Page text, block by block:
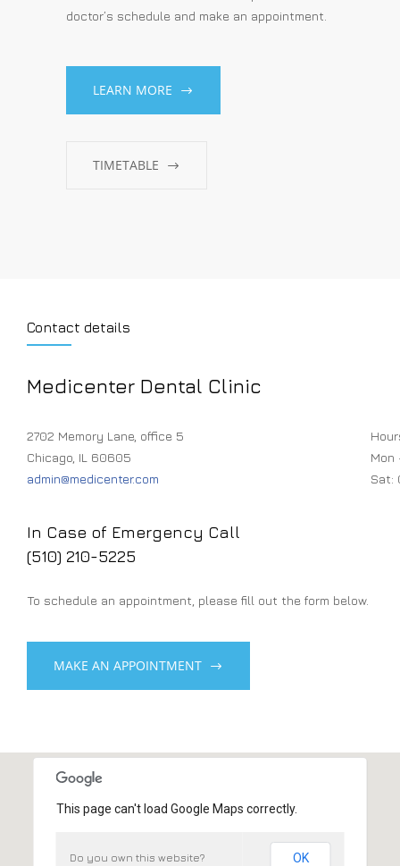
doctor’s schedule and make an appointment.
LEARN MORE
TIMETABLE
Contact details
Medicenter Dental Clinic
2702 Memory Lane, office 5
Chicago, IL 60605
admin@medicenter.com
Mon
Sat:
In Case of Emergency Call
(510) 210-5225
To schedule an appointment, please fill out the form below.
MAKE AN APPOINTMENT
This page can't load Google Maps correctly.
Do you own this website? OK